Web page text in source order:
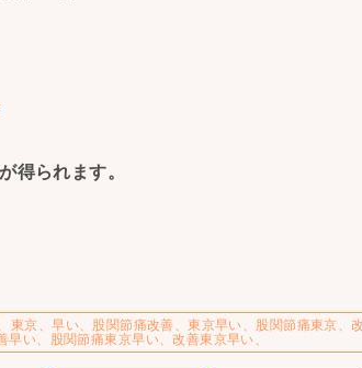
得られます。
東京、早い、股関節痛改善、東京早い、股関節痛東京、
い、股関節痛東京早い、改善東京早い、